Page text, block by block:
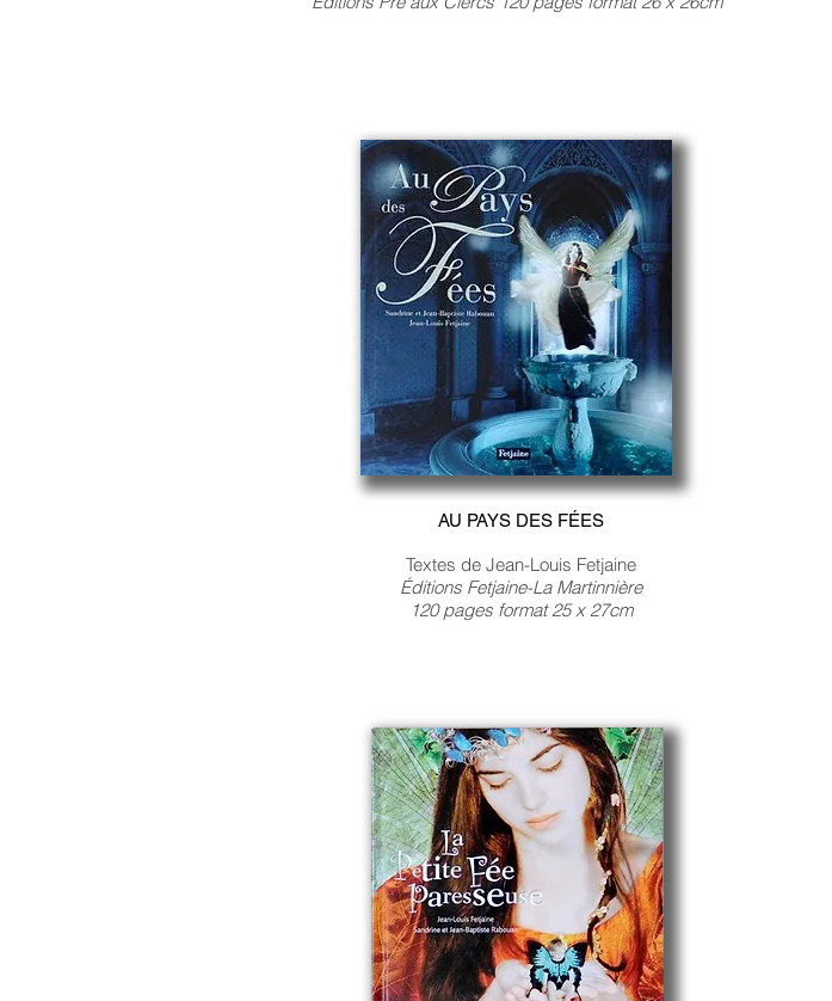
AU PAYS DES FÉES
Textes de Jean-Louis Fetjaine
Éditions Fetjaine-La Martinnière
120 pages format 25 x 27cm